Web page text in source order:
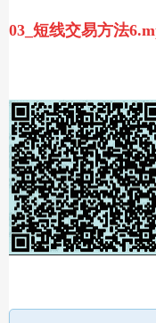
03_短线交易方法